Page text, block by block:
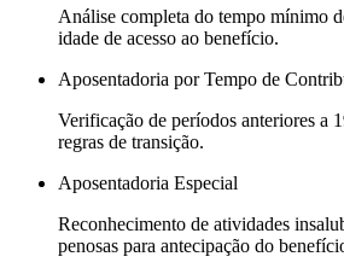
Análise completa do tempo mínimo
idade de acesso ao benefício.
Aposentadoria por Tempo de
Verificação de períodos anteriores a
regras de transição.
Aposentadoria Especial
Reconhecimento de atividades
penosas para antecipação do